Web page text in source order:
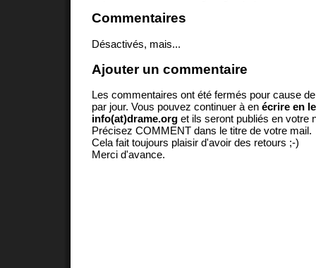
Commentaires
Désactivés, mais...
Ajouter un commentaire
Les commentaires ont été fermés pour cause
par jour. Vous pouvez continuer à en écrire en
info(at)drame.org et ils seront publiés en votre
Précisez COMMENT dans le titre de votre mail.
Cela fait toujours plaisir d'avoir des retours ;-)
Merci d'avance.